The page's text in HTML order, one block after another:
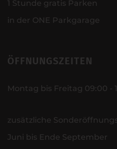
1 Stunde gratis Parken
in der ONE Parkgarage
ÖFFNUNGSZEITEN
Montag bis Freitag 09:00 -
zusätzliche
Juni bis Ende September